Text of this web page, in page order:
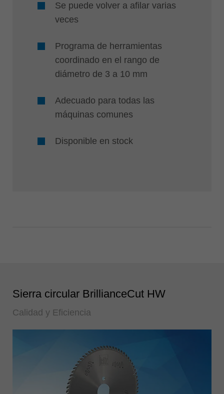
Se puede volver a afilar varias
veces
Programa de herramientas
coordinado en el rango de
diámetro de 3 a 10 mm
Adecuado para todas las
máquinas comunes
Disponible en stock
Sierra circular BrillianceCut HW
Calidad y Eficiencia